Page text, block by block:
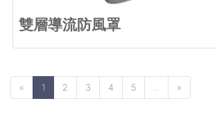
雙層導流防風罩
« 1 2 3 4 5 ... »